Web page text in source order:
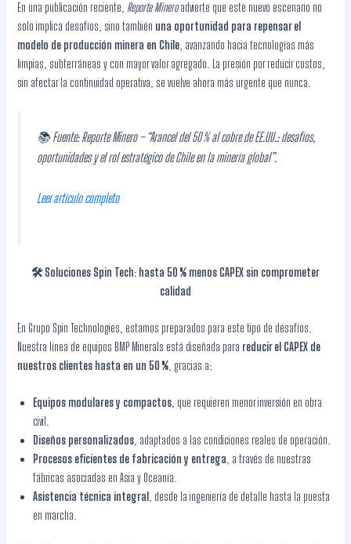
En una publicación reciente, Reporte Mineroadvierte que este nuevo escenario no
solo implica desafíos, sino también una oportunidad para repensar el
modelo de producción minera en Chile , avanzando hacia tecnologías más
limpias, subterráneas y con mayor valor agregado. La presión por reducir costos,
sin afectar la continuidad operativa, se vuelve ahora más urgente que nunca.
📚 Fuente:Reporte Minero– “Arancel del 50 % al cobre de EE.UU.: desafíos,
oportunidades y el rol estratégico de Chile en la minería global”.
Leer artículo completo
🛠️ Soluciones Spin Tech: hasta 50 % menos CAPEX sin comprometer
calidad
En Grupo Spin Technologies, estamos preparados para este tipo de desafíos.
Nuestra línea de equipos BMP Minerals está diseñada para reducir el CAPEX de
nuestros clientes hasta en un 50 % , gracias a:
Equipos modulares y compactos , que requieren menor inversión en obra
civil.
Diseños personalizados , adaptados a las condiciones reales de operación.
Procesos eficientes de fabricación y entrega , a través de nuestras
fábricas asociadas en Asia y Oceanía.
Asistencia técnica integral
, desde la ingeniería de detalle hasta la puesta
en marcha.